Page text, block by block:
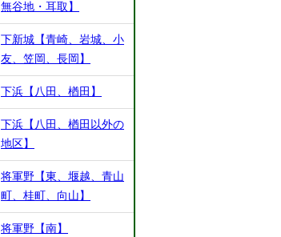
無谷地・耳取】
下新城【青崎、岩城、小
友、笠岡、長岡】
下浜【八田、楢田】
下浜【八田、楢田以外の
地区】
将軍野【東、堰越、青山
町、桂町、向山】
将軍野【南】